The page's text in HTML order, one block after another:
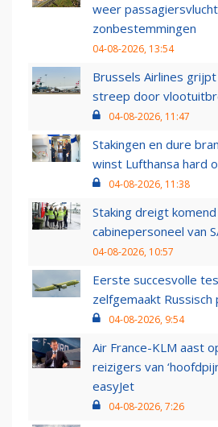
weer
zonbestemmingen
04-08-2026, 13:54
Brussels Airlines
streep door
04-08-2026, 11:47
Stakingen en dure
winst Lufthansa hard
04-08-2026, 11:38
Staking dreigt
cabinepersoneel van
04-08-2026, 10:57
Eerste succesvolle
zelfgemaakt
04-08-2026, 9:54
Air France-KLM aast
reizigers van
easyJet
04-08-2026, 7:26